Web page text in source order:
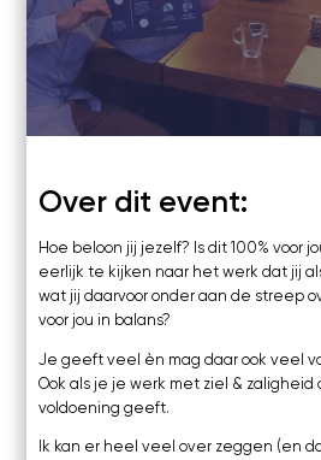
Kosten
Webinars's
Overige video's
Netwerk
Groepen
Community
Facebook
Instagram
Linkedin
Online
Zoom
Over dit event:
Hoe beloon jij jezelf? Is dit 100% voor
eerlijk te kijken naar het werk dat jij
wat jij daarvoor onder aan de streep
voor jou in balans?
Je geeft veel èn mag daar ook veel
Ook als je je werk met ziel &
voldoening geeft.
Ik kan er heel veel over zeggen (en